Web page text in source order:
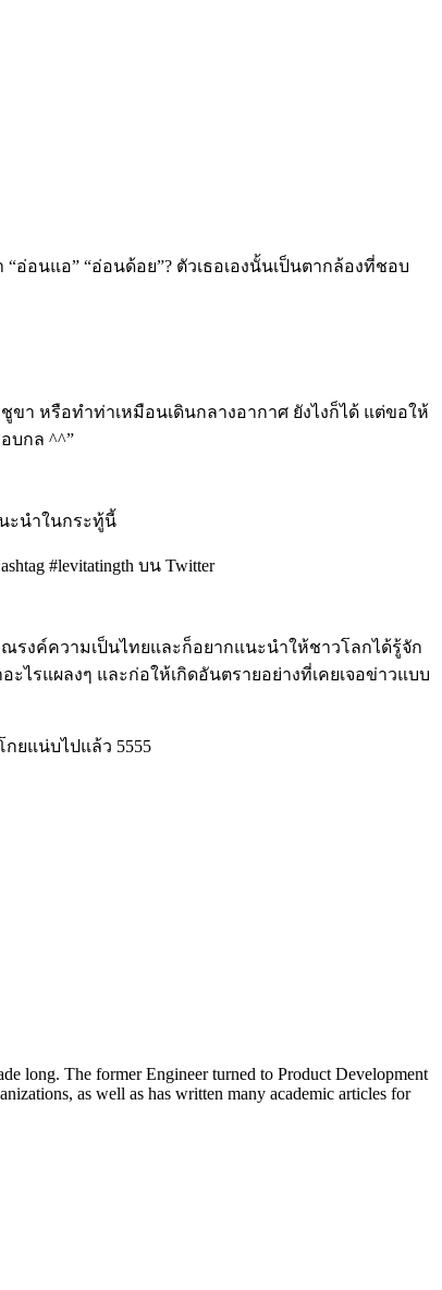
“อ่อนแอ” “อ่อนด้อย”? ตัวเธอเองนั้นเป็นตากล้องที่ชอบ
า หรือทำท่าเหมือนเดินกลางอากาศ ยังไงก็ได้ แต่ขอให้
บกล ^^”
ะนำในกระทู้นี้
#levitatingth บน Twitter
รงค์ความเป็นไทยและก็อยากแนะนำให้ชาวโลกได้รู้จัก
ไรแผลงๆ และก่อให้เกิดอันตรายอย่างที่เคยเจอข่าวแบบ
กยแน่บไปแล้ว 5555
long. The former Engineer turned to Product Development
as well as has written many academic articles for